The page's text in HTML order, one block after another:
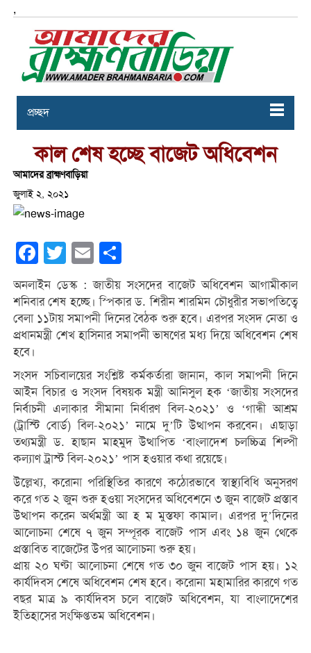
,
প্রচ্ছদ
কাল শেষ হচ্ছে বাজেট অধিবেশন
আমাদের ব্রাহ্মণবাড়িয়া
জুলাই ২, ২০২১
Facebook
Twitter Email
অনলাইন ডেস্ক : জাতীয় সংসদের বাজেট অধিবেশন আগামীকাল
শনিবার শেষ হচ্ছে। স্পিকার ড. শিরীন শারমিন চৌধুরীর সভাপতিত্বে
বেলা ১১টায় সমাপনী দিনের বৈঠক শুরু হবে। এরপর সংসদ নেতা ও
প্রধানমন্ত্রী শেখ হাসিনার সমাপনী ভাষণের মধ্য দিয়ে অধিবেশন শেষ
হবে।
সংসদ সচিবালয়ের সংশ্লিষ্ট কর্মকর্তারা জানান, কাল সমাপনী দিনে
আইন বিচার ও সংসদ বিষয়ক মন্ত্রী আনিসুল হক ‘জাতীয় সংসদের
নির্বাচনী এলাকার সীমানা নির্ধারণ বিল-২০২১’ ও ‘গান্ধী আশ্রম
(ট্রাস্টি বোর্ড) বিল-২০২১’ নামে দু’টি উত্থাপন করবেন। এছাড়া
তথ্যমন্ত্রী ড. হাছান মাহমুদ উত্থাপিত ‘বাংলাদেশ চলচ্চিত্র শিল্পী
কল্যাণ ট্রাস্ট বিল-২০২১’ পাস হওয়ার কথা রয়েছে।
উল্লেখ্য, করোনা পরিস্থিতির কারণে কঠোরভাবে স্বাস্থ্যবিধি অনুসরণ
করে গত ২ জুন শুরু হওয়া সংসদের অধিবেশনে ৩ জুন বাজেট প্রস্তাব
উত্থাপন করেন অর্থমন্ত্রী আ হ ম মুস্তফা কামাল। এরপর দু’দিনের
আলোচনা শেষে ৭ জুন সম্পূরক বাজেট পাস এবং ১৪ জুন থেকে
প্রস্তাবিত বাজেটের উপর আলোচনা শুরু হয়।
প্রায় ২০ ঘণ্টা আলোচনা শেষে গত ৩০ জুন বাজেট পাস হয়। ১২
কার্যদিবস শেষে অধিবেশন শেষ হবে। করোনা মহামারির কারণে গত
বছর মাত্র ৯ কার্যদিবস চলে বাজেট অধিবেশন, যা বাংলাদেশের
ইতিহাসের সংক্ষিপ্ততম অধিবেশন।